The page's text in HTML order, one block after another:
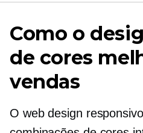
Como o
de cores
vendas
O web design